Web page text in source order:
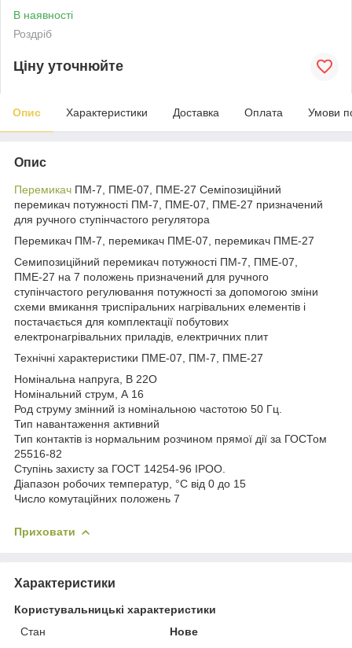
В наявності
Роздріб
Ціну уточнюйте
Опис Характеристики Доставка Оплата Умови
Опис
Перемикач ПМ-7, ПМЕ-07, ПМЕ-27 Семіпозиційний
перемикач потужності ПМ-7, ПМЕ-07, ПМЕ-27 призначений
для ручного ступінчастого регулятора
Перемикач ПМ-7, перемикач ПМЕ-07, перемикач ПМЕ-27
Семипозиційний перемикач потужності ПМ-7, ПМЕ-07,
ПМЕ-27 на 7 положень призначений для ручного
ступінчастого регулювання потужності за допомогою зміни
схеми вмикання триспіральних нагрівальних елементів і
постачається для комплектації побутових
електронагрівальних приладів, електричних плит
Технічні характеристики ПМЕ-07, ПМ-7, ПМЕ-27
Номінальна напруга, В 22О
Номінальний струм, А 16
Род струму змінний із номінальною частотою 50 Гц.
Тип навантаження активний
Тип контактів із нормальним розчином прямої дії за ГОСТом
25516-82
Ступінь захисту за ГОСТ 14254-96 IPOO.
Діапазон робочих температур, °C від 0 до 15
Число комутаційних положень 7
Приховати
Характеристики
Користувальницькі характеристики
Стан
Нове